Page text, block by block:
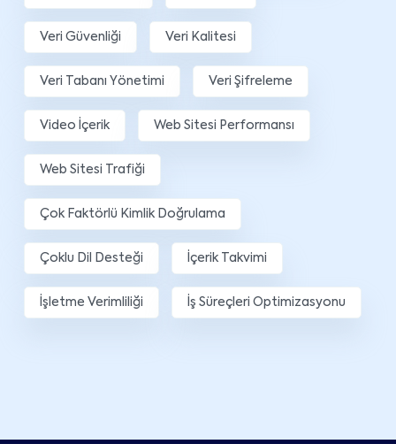
Veri Güvenliği Veri Kalitesi
Veri Tabanı Yönetimi Veri Şifreleme
Video İçerik Web Sitesi Performansı
Web Sitesi Trafiği
Çok Faktörlü Kimlik Doğrulama
Çoklu Dil Desteği İçerik Takvimi
İşletme Verimliliği İş Süreçleri Optimizasyonu